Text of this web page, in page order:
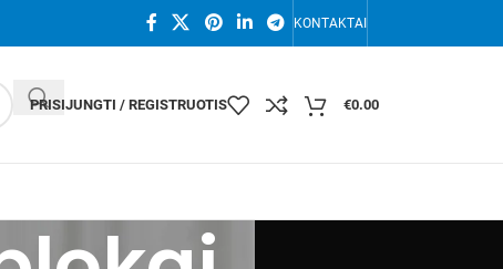
KONTAKTAI
PRISIJUNGTI / REGISTRUOTIS €0.00